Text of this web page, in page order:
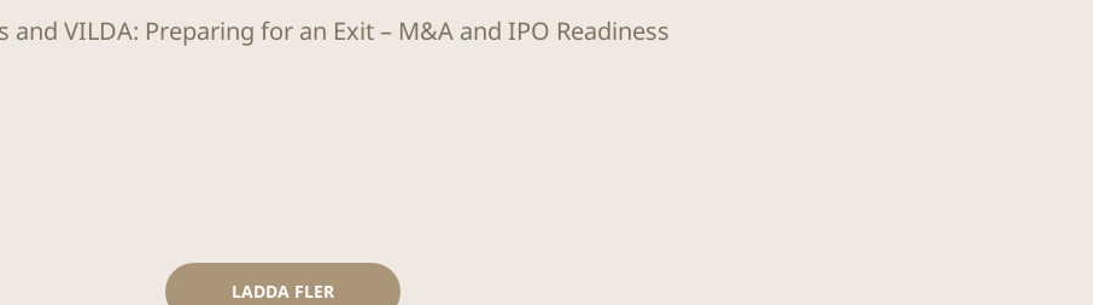
and VILDA: Preparing for an Exit – M&A and IPO Readiness
LADDA FLER